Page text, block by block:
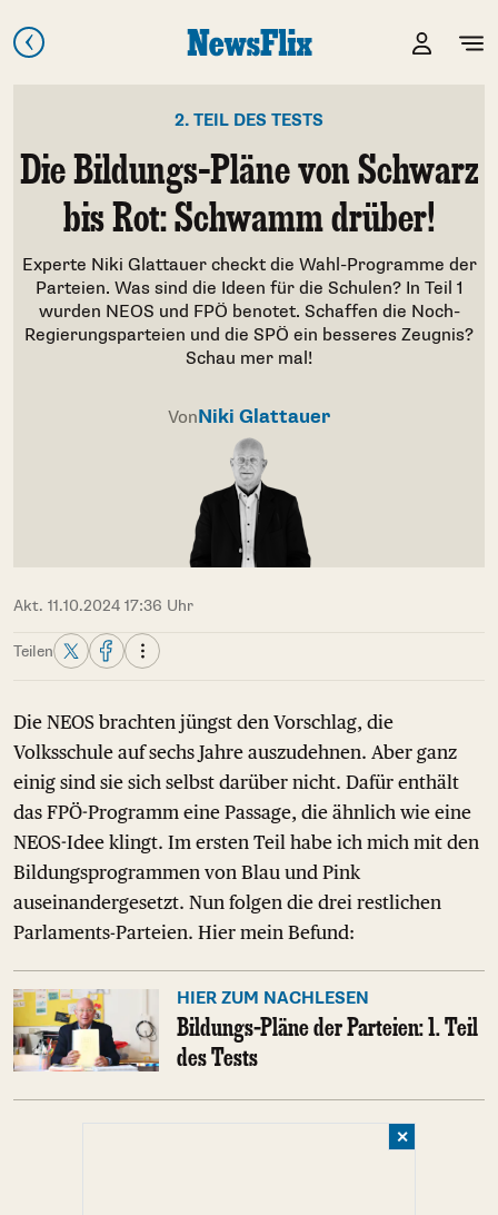
2. TEIL DES TESTS
Die Bildungs-Pläne von Schwarz
bis Rot: Schwamm drüber!
Experte Niki Glattauer checkt die Wahl-Programme der
Parteien. Was sind die Ideen für die Schulen? In Teil 1
wurden NEOS und FPÖ benotet. Schaffen die Noch-
Regierungsparteien und die SPÖ ein besseres Zeugnis?
Schau mer mal!
VonNiki Glattauer
Akt. 11.10.2024 17:36 Uhr
Teilen
Die NEOS brachten jüngst den Vorschlag, die
Volksschule auf sechs Jahre auszudehnen. Aber ganz
einig sind sie sich selbst darüber nicht. Dafür enthält
das FPÖ-Programm eine Passage, die ähnlich wie eine
NEOS-Idee klingt. Im ersten Teil habe ich mich mit den
Bildungsprogrammen von Blau und Pink
auseinandergesetzt. Nun folgen die drei restlichen
Parlaments-Parteien. Hier mein Befund:
HIER ZUM NACHLESEN
Bildungs-Pläne der Parteien: 1. Teil
des Tests
✕